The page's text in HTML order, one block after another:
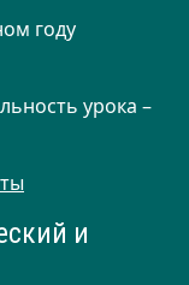
году
урока –
и